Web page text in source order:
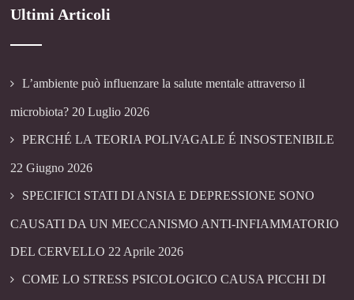
Ultimi Articoli
L’ambiente può influenzare la salute mentale attraverso il
microbiota? 20 Luglio 2026
PERCHÉ LA TEORIA POLIVAGALE É INSOSTENIBILE
22 Giugno 2026
SPECIFICI STATI DI ANSIA E DEPRESSIONE SONO
CAUSATI DA UN MECCANISMO ANTI-INFIAMMATORIO
DEL CERVELLO 22 Aprile 2026
COME LO STRESS PSICOLOGICO CAUSA PICCHI DI